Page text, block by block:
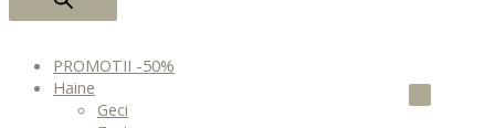
PROMOTII -50%
Haine
Geci